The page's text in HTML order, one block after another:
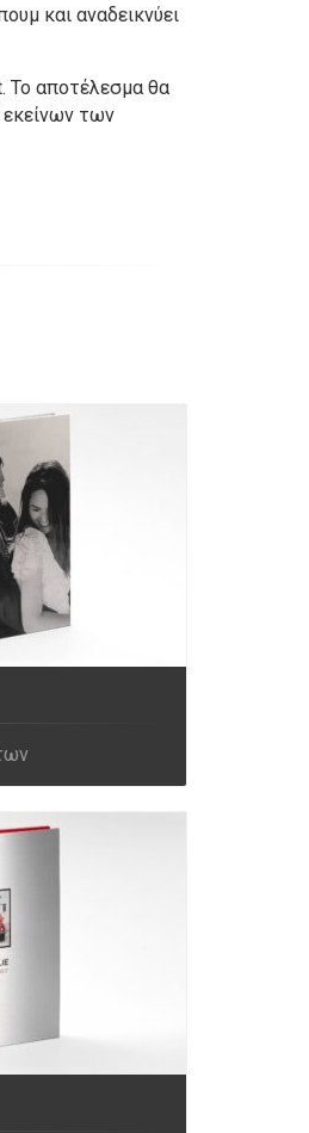
και αναδεικνύει
Το αποτέλεσμα θα
εκείνων των